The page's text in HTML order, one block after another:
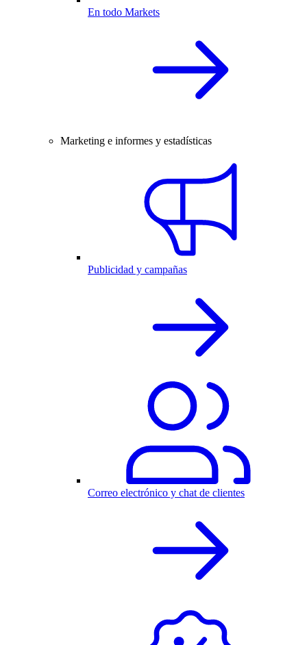
En todo Markets
Marketing e informes y estadísticas
Publicidad y campañas
Correo electrónico y chat de clientes